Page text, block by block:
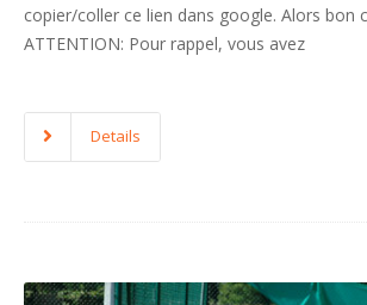
copier/coller ce lien dans google. Alors bon
ATTENTION: Pour rappel, vous avez
Details